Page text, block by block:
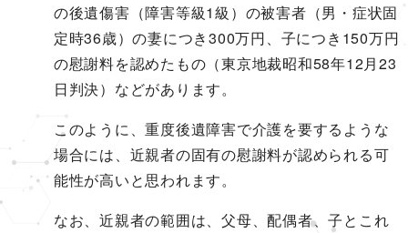
の後遺傷害（障害等級1級）の被害者（男・症状固
定時36歳）の妻につき300万円、子につき150万円
の慰謝料を認めたもの（東京地裁昭和58年12月23
日判決）などがあります。
このように、重度後遺障害で介護を要するような
場合には、近親者の固有の慰謝料が認められる可
能性が高いと思われます。
なお、近親者の範囲は、父母、配偶者、子とこれ